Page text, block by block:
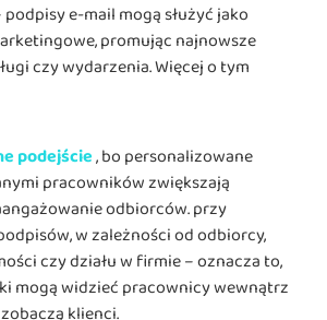
podpisy e-mail mogą służyć jako
promując najnowsze
czy wydarzenia. Więcej o tym
podejście, bo personalizowane
pracowników zwiększają
odbiorców. przy
w zależności od odbiorcy,
czy działu w firmie – oznacza to,
mogą widzieć pracownicy wewnątrz
klienci.